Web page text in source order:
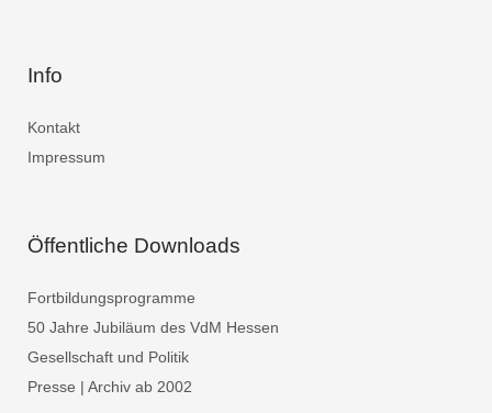
Info
Kontakt
Impressum
Öffentliche Downloads
Fortbildungsprogramme
50 Jahre Jubiläum des VdM Hessen
Gesellschaft und Politik
Presse | Archiv ab 2002